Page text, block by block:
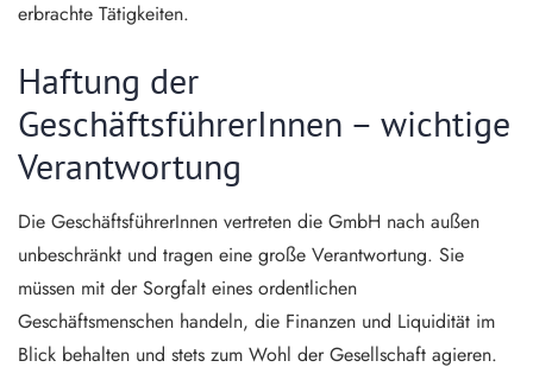
erbrachte Tätigkeiten.
Haftung der
GeschäftsführerInnen – wichtige
Verantwortung
Die GeschäftsführerInnen vertreten die GmbH nach außen
unbeschränkt und tragen eine große Verantwortung. Sie
müssen mit der Sorgfalt eines ordentlichen
Geschäftsmenschen handeln, die Finanzen und Liquidität im
Blick behalten und stets zum Wohl der Gesellschaft agieren.